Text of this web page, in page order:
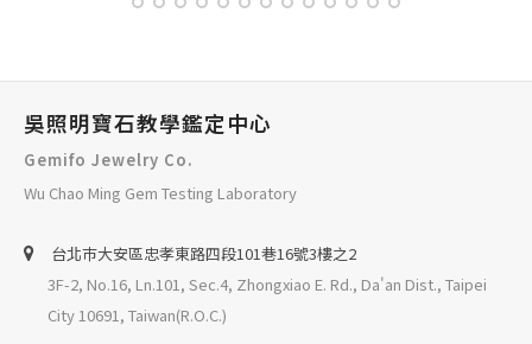
吳照明寶石教學鑑定中心
Gemifo Jewelry Co.
Wu Chao Ming Gem Testing Laboratory
台北巿大安區忠孝東路四段101巷16號3樓之2
3F-2, No.16, Ln.101, Sec.4, Zhongxiao E. Rd., Da'an Dist., Taipei
City 10691, Taiwan(R.O.C.)